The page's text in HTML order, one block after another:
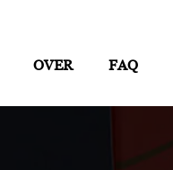
OVER FAQ